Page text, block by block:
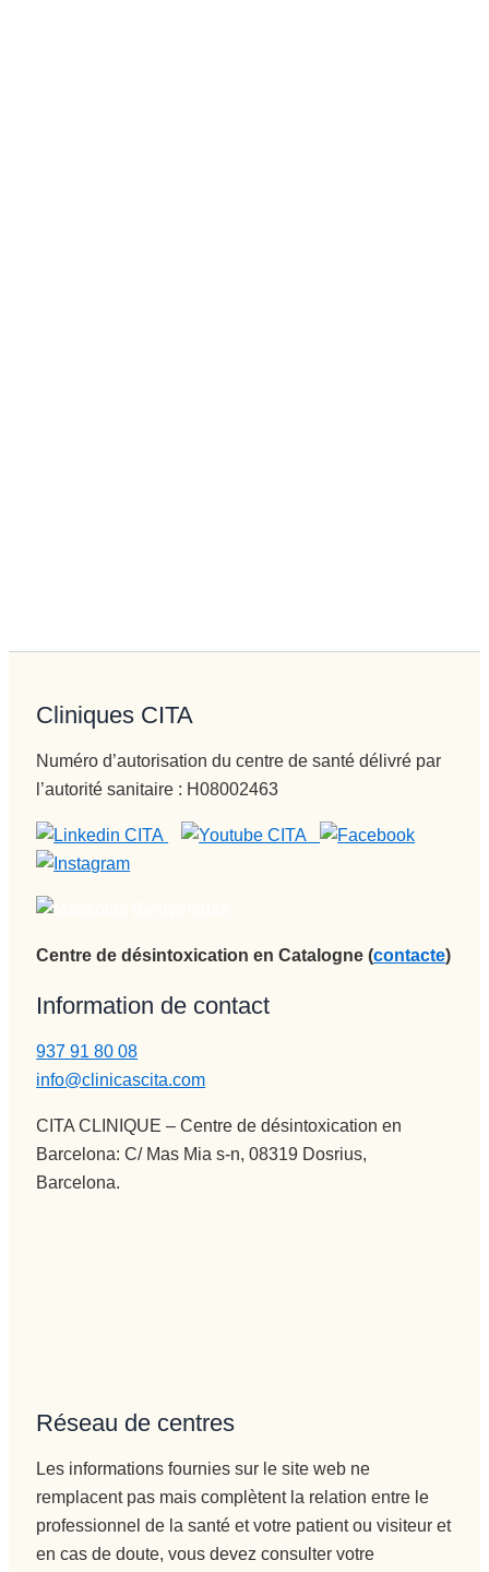
Cliniques CITA
Numéro d’autorisation du centre de santé délivré par
l’autorité sanitaire : H08002463
Centre de désintoxication en Catalogne (contacte)
Information de contact
937 91 80 08
info@clinicascita.com
CITA CLINIQUE – Centre de désintoxication en
Barcelona: C/ Mas Mia s-n, 08319 Dosrius,
Barcelona.
Réseau de centres
Les informations fournies sur le site web ne
remplacent pas mais complètent la relation entre le
professionnel de la santé et votre patient ou visiteur et
en cas de doute, vous devez consulter votre